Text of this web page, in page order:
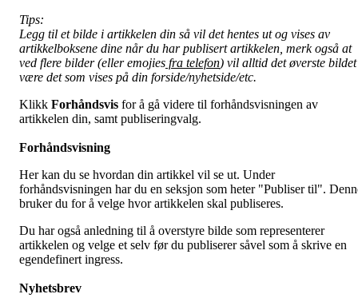
Tips:
Legg til et bilde i artikkelen din så vil det hentes ut og vises av
artikkelboksene dine når du har publisert artikkelen, merk også at
ved flere bilder (eller emojies fra telefon) vil alltid det øverste bildet
være det som vises på din forside/nyhetside/etc.
Klikk Forhåndsvis for å gå videre til forhåndsvisningen av
artikkelen din, samt publiseringvalg.
Forhåndsvisning
Her kan du se hvordan din artikkel vil se ut. Under
forhåndsvisningen har du en seksjon som heter "Publiser til".
bruker du for å velge hvor artikkelen skal publiseres.
Du har også anledning til å overstyre bilde som representerer
artikkelen og velge et selv før du publiserer såvel som å skrive en
egendefinert ingress.
Nyhetsbrev